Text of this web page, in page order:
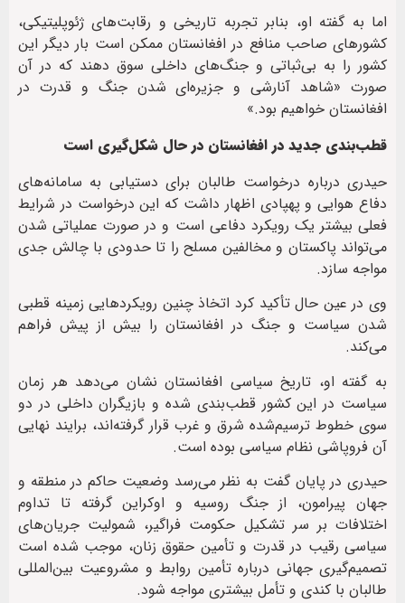
اما به گفته او، بنابر تجربه تاریخی و رقابت‌های ژئوپلیتیکی،
کشورهای صاحب منافع در افغانستان ممکن است بار دیگر این
کشور را به بی‌ثباتی و جنگ‌های داخلی سوق دهند که در آن
صورت «شاهد آنارشی و جزیره‌ای شدن جنگ و قدرت در
افغانستان خواهیم بود.»
قطب‌بندی جدید در افغانستان در حال شکل‌گیری است
حیدری درباره درخواست طالبان برای دستیابی به سامانه‌های
دفاع هوایی و پهپادی اظهار داشت که این درخواست در شرایط
فعلی بیشتر یک رویکرد دفاعی است و در صورت عملیاتی شدن
می‌تواند پاکستان و مخالفین مسلح را تا حدودی با چالش جدی
مواجه سازد.
وی در عین حال تأکید کرد اتخاذ چنین رویکردهایی زمینه قطبی
شدن سیاست و جنگ در افغانستان را بیش از پیش فراهم
می‌کند.
به گفته او، تاریخ سیاسی افغانستان نشان می‌دهد هر زمان
سیاست در این کشور قطب‌بندی شده و بازیگران داخلی در دو
سوی خطوط ترسیم‌شده شرق و غرب قرار گرفته‌اند، برایند نهایی
آن فروپاشی نظام سیاسی بوده است.
حیدری در پایان گفت به نظر می‌رسد وضعیت حاکم در منطقه و
جهان پیرامون، از جنگ روسیه و اوکراین گرفته تا تداوم
اختلافات بر سر تشکیل حکومت فراگیر، شمولیت جریان‌های
سیاسی رقیب در قدرت و تأمین حقوق زنان، موجب شده است
تصمیم‌گیری جهانی درباره تأمین روابط و مشروعیت بین‌المللی
طالبان با کندی و تأمل بیشتری مواجه شود.